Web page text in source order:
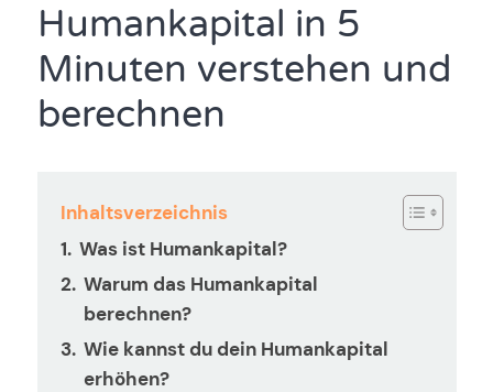
Humankapital in 5
Minuten verstehen und
berechnen
Inhaltsverzeichnis
Was ist Humankapital?
Warum das Humankapital
berechnen?
Wie kannst du dein Humankapital
erhöhen?